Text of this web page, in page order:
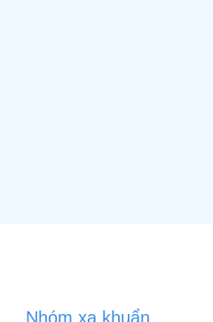
Nhóm xạ khuẩn